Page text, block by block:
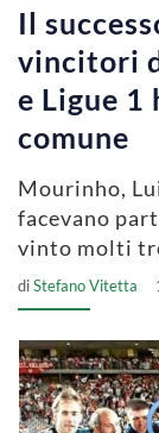
Il
vincitori
e Ligue 1
comune
Mourinho,
facevano
vinto molti
diStefano Vitetta